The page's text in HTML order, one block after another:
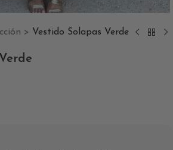
> Vestido Solapas Verde